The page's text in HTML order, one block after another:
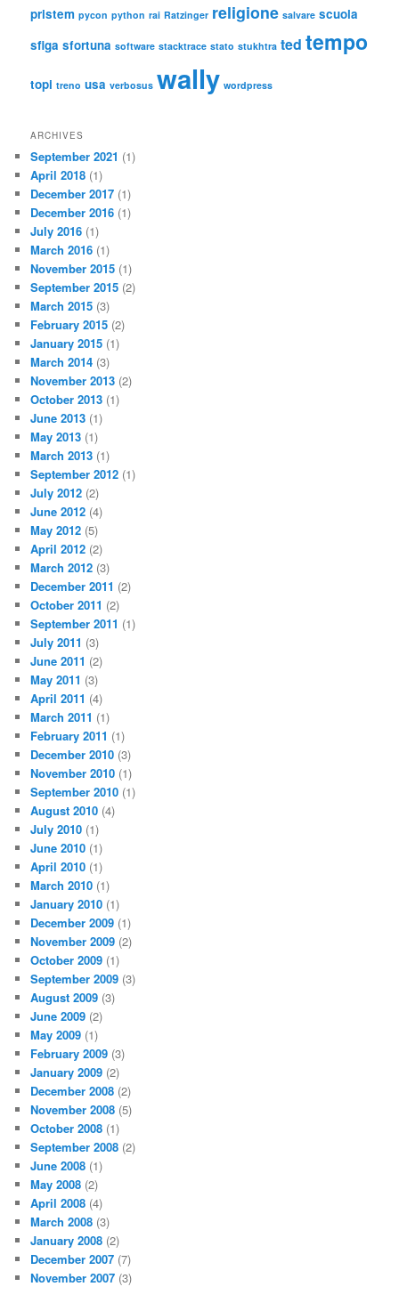
pristem pycon python rai Ratzinger religione salvare scuola
sfiga sfortuna software stacktrace stato stukhtra ted tempo
topi treno usa verbosus wally wordpress
ARCHIVES
September 2021 (1)
April 2018 (1)
December 2017 (1)
December 2016 (1)
July 2016 (1)
March 2016 (1)
November 2015 (1)
September 2015 (2)
March 2015 (3)
February 2015 (2)
January 2015 (1)
March 2014 (3)
November 2013 (2)
October 2013 (1)
June 2013 (1)
May 2013 (1)
March 2013 (1)
September 2012 (1)
July 2012 (2)
June 2012 (4)
May 2012 (5)
April 2012 (2)
March 2012 (3)
December 2011 (2)
October 2011 (2)
September 2011 (1)
July 2011 (3)
June 2011 (2)
May 2011 (3)
April 2011 (4)
March 2011 (1)
February 2011 (1)
December 2010 (3)
November 2010 (1)
September 2010 (1)
August 2010 (4)
July 2010 (1)
June 2010 (1)
April 2010 (1)
March 2010 (1)
January 2010 (1)
December 2009 (1)
November 2009 (2)
October 2009 (1)
September 2009 (3)
August 2009 (3)
June 2009 (2)
May 2009 (1)
February 2009 (3)
January 2009 (2)
December 2008 (2)
November 2008 (5)
October 2008 (1)
September 2008 (2)
June 2008 (1)
May 2008 (2)
April 2008 (4)
March 2008 (3)
January 2008 (2)
December 2007 (7)
November 2007 (3)